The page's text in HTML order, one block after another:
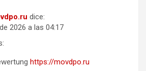
dice:
2026 a las 04:17
https://movdpo.ru